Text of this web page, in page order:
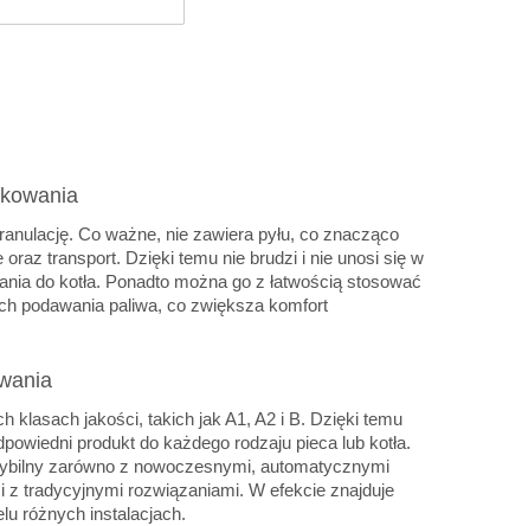
Co ważne, nie zawiera pyłu, co znacząco
oraz transport. Dzięki temu nie brudzi i nie unosi się w
do kotła. Ponadto można go z łatwością stosować
podawania paliwa, co zwiększa komfort
klasach jakości, takich jak A1, A2 i B. Dzięki temu
produkt do każdego rodzaju pieca lub kotła.
zarówno z nowoczesnymi, automatycznymi
tradycyjnymi rozwiązaniami. W efekcie znajduje
różnych instalacjach.